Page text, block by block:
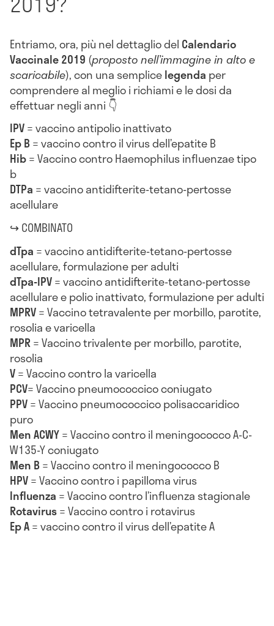
Entriamo, ora, più nel dettaglio del Calendario
Vaccinale 2019 (proposto nell’immagine in alto e
scaricabile), con una semplicelegenda per
comprendere al meglio i richiami e le dosi da
effettuar negli anni 👇
IPV= vaccino antipolio inattivato
Ep B= vaccino contro il virus dell’epatite B
Hib= Vaccino contro Haemophilus influenzae tipo
b
DTPa = vaccino antidifterite-tetano-pertosse
acellulare
↪ COMBINATO
dTpa = vaccino antidifterite-tetano-pertosse
acellulare, formulazione per adulti
dTpa-IPV= vaccino antidifterite-tetano-pertosse
acellulare e polio inattivato, formulazione per adulti
MPRV= Vaccino tetravalente per morbillo, parotite,
rosolia e varicella
MPR= Vaccino trivalente per morbillo, parotite,
rosolia
V= Vaccino contro la varicella
PCV= Vaccino pneumococcico coniugato
PPV= Vaccino pneumococcico polisaccaridico
puro
Men ACWY= Vaccino contro il meningococco A-C-
W135-Y coniugato
Men B= Vaccino contro il meningococco B
HPV= Vaccino contro i papilloma virus
Influenza = Vaccino contro l’influenza stagionale
Rotavirus= Vaccino contro i rotavirus
Ep A= vaccino contro il virus dell’epatite A